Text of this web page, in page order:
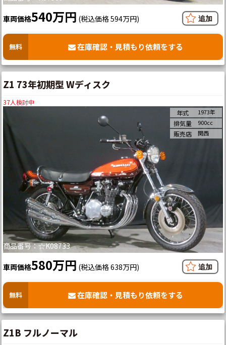
車両価格540万円 (税込価格 594万円)
無料 在庫確認・見積もり依頼をする
Z1 73年初期型 Wディスク
37人検討中
商品番号：☆K08733
年式 1973年
排気量 900cc
販売店 関西
車両価格580万円 (税込価格 638万円)
無料 在庫確認・見積もり依頼をする
Z1B フルノーマル